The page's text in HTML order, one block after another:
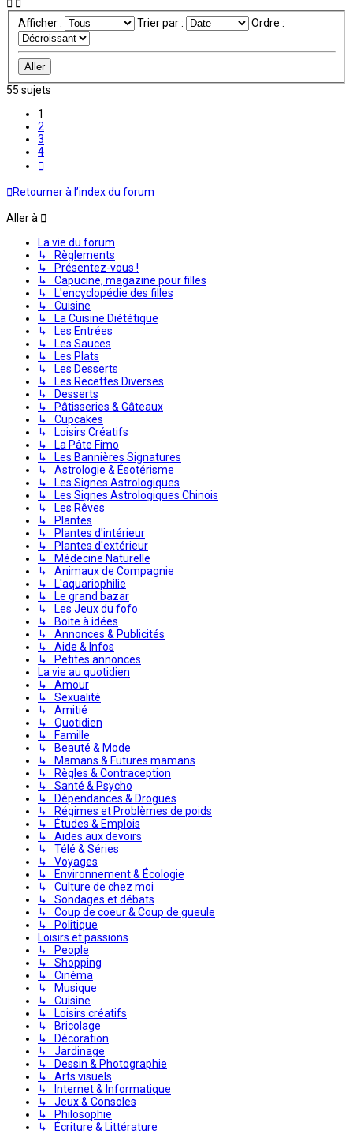
Afficher : Trier par : Ordre :
55 sujets
1
2
3
4
Retourner à l’index du forum
Aller à
La vie du forum
↳ Règlements
↳ Présentez-vous !
↳ Capucine, magazine pour filles
↳ L'encyclopédie des filles
↳ Cuisine
↳ La Cuisine Diététique
↳ Les Entrées
↳ Les Sauces
↳ Les Plats
↳ Les Desserts
↳ Les Recettes Diverses
↳ Desserts
↳ Pâtisseries & Gâteaux
↳ Cupcakes
↳ Loisirs Créatifs
↳ La Pâte Fimo
↳ Les Bannières Signatures
↳ Astrologie & Ésotérisme
↳ Les Signes Astrologiques
↳ Les Signes Astrologiques Chinois
↳ Les Rêves
↳ Plantes
↳ Plantes d'intérieur
↳ Plantes d'extérieur
↳ Médecine Naturelle
↳ Animaux de Compagnie
↳ L'aquariophilie
↳ Le grand bazar
↳ Les Jeux du fofo
↳ Boite à idées
↳ Annonces & Publicités
↳ Aide & Infos
↳ Petites annonces
La vie au quotidien
↳ Amour
↳ Sexualité
↳ Amitié
↳ Quotidien
↳ Famille
↳ Beauté & Mode
↳ Mamans & Futures mamans
↳ Règles & Contraception
↳ Santé & Psycho
↳ Dépendances & Drogues
↳ Régimes et Problèmes de poids
↳ Études & Emplois
↳ Aides aux devoirs
↳ Télé & Séries
↳ Voyages
↳ Environnement & Écologie
↳ Culture de chez moi
↳ Sondages et débats
↳ Coup de coeur & Coup de gueule
↳ Politique
Loisirs et passions
↳ People
↳ Shopping
↳ Cinéma
↳ Musique
↳ Cuisine
↳ Loisirs créatifs
↳ Bricolage
↳ Décoration
↳ Jardinage
↳ Dessin & Photographie
↳ Arts visuels
↳ Internet & Informatique
↳ Jeux & Consoles
↳ Philosophie
↳ Écriture & Littérature